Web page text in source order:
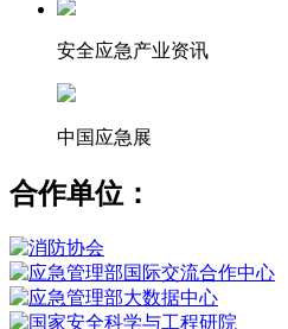
安全应急产业资讯
中国应急展
合作单位：